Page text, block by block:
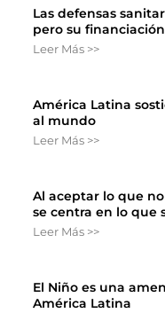
Las defensas
pero su
Leer Más >>
América Latina
al mundo
Leer Más >>
Al aceptar lo que
se centra en lo que
Leer Más >>
El Niño es una
América Latina